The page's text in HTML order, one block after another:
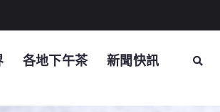
各地下午茶 新聞快訊